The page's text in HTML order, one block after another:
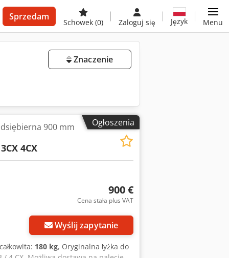
Sprzedam
Schowek (0) Zaloguj się Język Menu
Znaczenie
Ogłoszenia
900 mm
4CX
900 €
Cena stała plus VAT
Wyślij zapytanie
180 kg, Oryginalna łyżka do